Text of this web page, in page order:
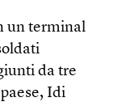
un terminal
da tre
Idi